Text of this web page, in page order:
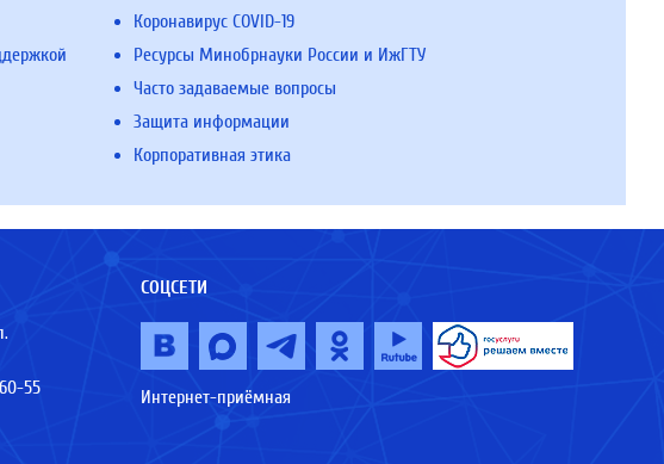
Коронавирус COVID-19
Ресурсы Минобрнауки России и ИжГТУ
Часто задаваемые вопросы
Защита информации
Корпоративная этика
55
СОЦСЕТИ
Интернет-приёмная